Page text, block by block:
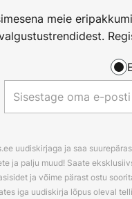
meie
uudiskirjaga ja saa
ja palju muud! Saate
ja võime pärast ostu
iga uudiskirja lõpus oleval